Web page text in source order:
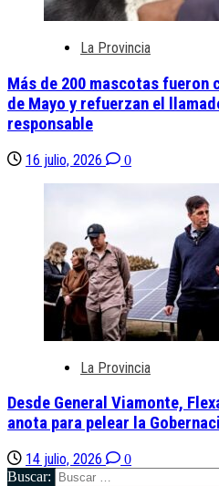
La Provincia
Más de 200 mascotas fueron
de Mayo y refuerzan el
responsable
16 julio, 2026 0
La Provincia
Desde General Viamonte,
anota para pelear la
14 julio, 2026
0
Buscar: